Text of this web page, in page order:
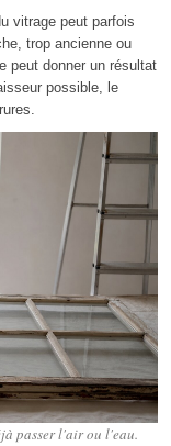
vitrage peut parfois
trop ancienne ou
peut donner un résultat
possible, le
passer l'air ou l'eau.